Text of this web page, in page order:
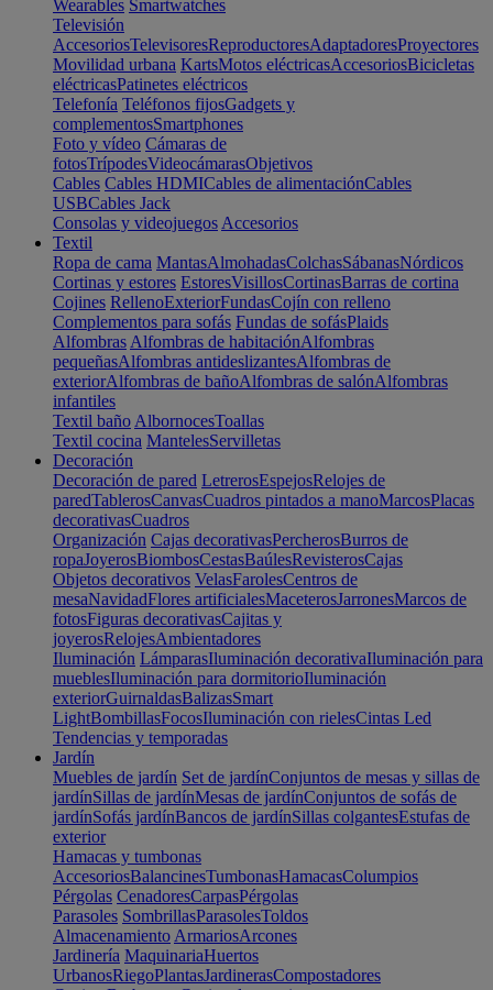
Wearables Smartwatches
Televisión
AccesoriosTelevisoresReproductoresAdaptadoresProyectores
Movilidad urbana KartsMotos eléctricasAccesoriosBicicletas
eléctricasPatinetes eléctricos
Telefonía Teléfonos fijosGadgets y
complementosSmartphones
Foto y vídeo Cámaras de
fotosTrípodesVideocámarasObjetivos
Cables Cables HDMICables de alimentaciónCables
USBCables Jack
Consolas y videojuegos Accesorios
Textil
Ropa de cama MantasAlmohadasColchasSábanasNórdicos
Cortinas y estores EstoresVisillosCortinasBarras de cortina
Cojines RellenoExteriorFundasCojín con relleno
Complementos para sofás Fundas de sofásPlaids
Alfombras Alfombras de habitaciónAlfombras
pequeñasAlfombras antideslizantesAlfombras de
exteriorAlfombras de bañoAlfombras de salónAlfombras
infantiles
Textil baño AlbornocesToallas
Textil cocina MantelesServilletas
Decoración
Decoración de pared LetrerosEspejosRelojes de
paredTablerosCanvasCuadros pintados a manoMarcosPlacas
decorativasCuadros
Organización Cajas decorativasPercherosBurros de
ropaJoyerosBiombosCestasBaúlesRevisterosCajas
Objetos decorativos VelasFarolesCentros de
mesaNavidadFlores artificialesMaceterosJarronesMarcos de
fotosFiguras decorativasCajitas y
joyerosRelojesAmbientadores
Iluminación LámparasIluminación decorativaIluminación para
mueblesIluminación para dormitorioIluminación
exteriorGuirnaldasBalizasSmart
LightBombillasFocosIluminación con rielesCintas Led
Tendencias y temporadas
Jardín
Muebles de jardín Set de jardínConjuntos de mesas y sillas de
jardínSillas de jardínMesas de jardínConjuntos de sofás de
jardínSofás jardínBancos de jardínSillas colgantesEstufas de
exterior
Hamacas y tumbonas
AccesoriosBalancinesTumbonasHamacasColumpios
Pérgolas CenadoresCarpasPérgolas
Parasoles SombrillasParasolesToldos
Almacenamiento ArmariosArcones
Jardinería MaquinariaHuertos
UrbanosRiegoPlantasJardinerasCompostadores